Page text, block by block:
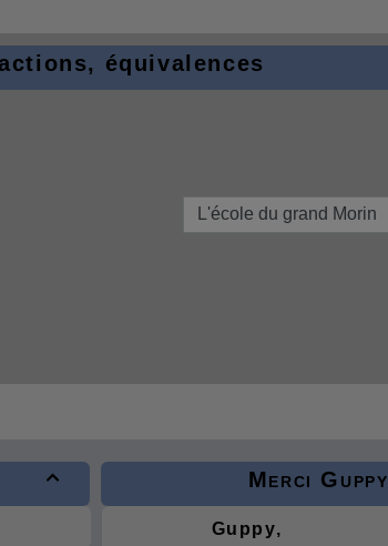
équivalences
 Merci Guppy
Guppy,